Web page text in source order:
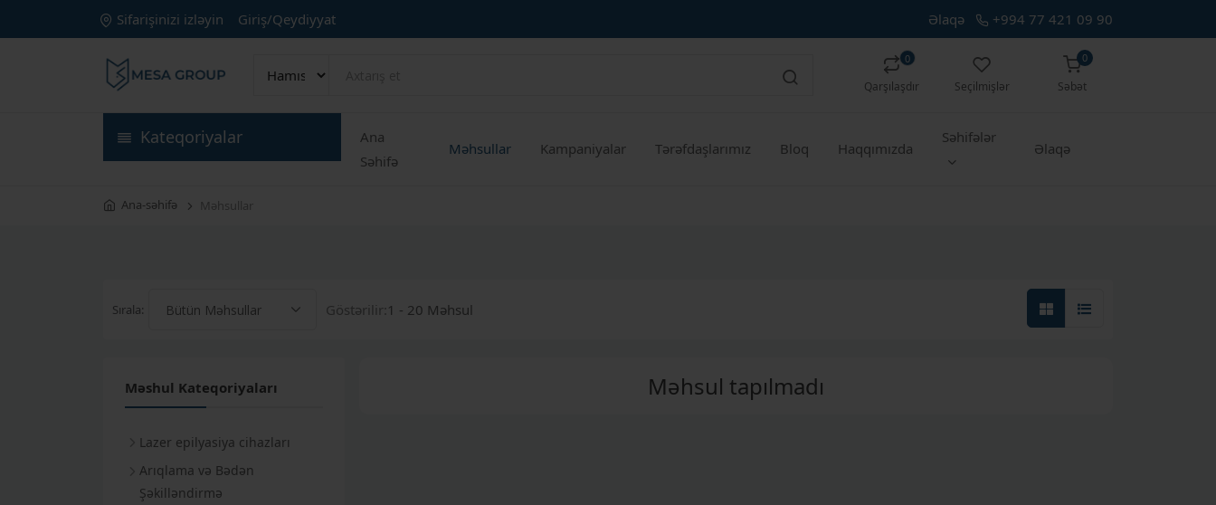
Sifarişinizi izləyin Giriş/Qeydiyyat Əlaqə +994 77 421 09 90
0
Qarşılaşdır Seçilmişlər
0
Səbət
Kateqoriyalar
Ana
Səhifə
Məhsullar Kampaniyalar Tərəfdaşlarımız Bloq Haqqımızda
Səhifələr
Əlaqə
Ana-səhifə Məhsullar
Sırala: Göstərilir: 1 - 20 Məhsul
Məhsul tapılmadı
Məshul Kateqoriyaları
Lazer epilyasiya cihazları
Aleksandrit lazer
Elektroepilyasiya
Arıqlama və Bədən
Şəkilləndirmə